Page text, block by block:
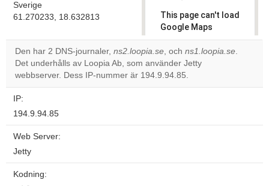
Sverige
61.270233, 18.632813
This page can't load
Google Maps
correctly.
Do you
own this
Den har 2 DNS-journaler, ns2.loopia.se, och ns1.loopia.se.
Det underhålls av Loopia Ab, som använder Jetty
webbserver. Dess IP-nummer är 194.9.94.85.
IP:
194.9.94.85
Web Server:
Jetty
Kodning: